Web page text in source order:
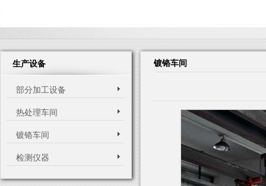
生产设备
部分加工设备
热处理车间
镀铬车间
检测仪器
镀铬车间